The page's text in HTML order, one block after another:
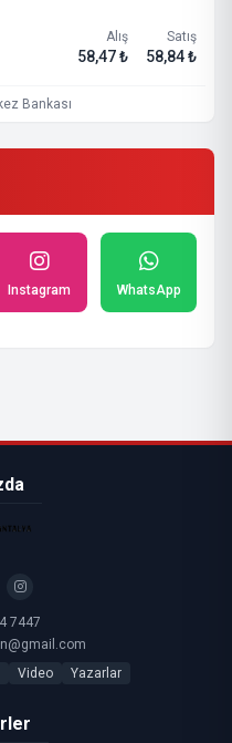
Alış
58,47 ₺
Satış
58,84 ₺
Bankası
Instagram WhatsApp
7447
Video Yazarlar